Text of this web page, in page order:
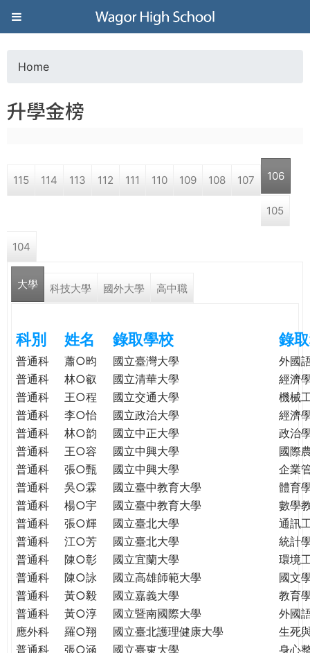
Jump to navigation
葳
格
高
學
際．
格。
民。
WAGOR
TODAY
THE
WORLD
o
a
e
h
r
e
Home
升學金榜
115 114 113 112 111 110 109 108 107 106
105
104
大學 科技大學 國外大學 高中職
科別 姓名 錄取學校 錄
普通科 蕭○昀 國立臺灣大學
外國
普通科
林○叡 國立清華大學
經濟
普通科
王○程 國立交通大學
機械
普通科
李○怡 國立政治大學
經濟
普通科
林○韵 國立中正大學
政治
普通科
王○容 國立中興大學
國際
普通科
張○甄 國立中興大學
企業
普通科
吳○霖 國立臺中教育大學
體育
普通科
楊○宇 國立臺中教育大學
數學
普通科
張○輝 國立臺北大學
通訊
普通科
江○芳 國立臺北大學
統計
普通科
陳○彰 國立宜蘭大學
環境
普通科
陳○詠 國立高雄師範大學
國文
普通科
黃○毅 國立嘉義大學
教育
普通科
黃○淳 國立暨南國際大學
外國
應外科
羅○翔 國立臺北護理健康大學
生死
普通科
張○涵 國立臺東大學
身心